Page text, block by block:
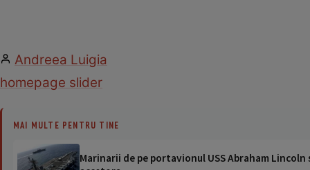
Andreea Luigia
homepage slider
MAI MULTE PENTRU TINE
Marinarii de pe portavionul USS Abraham